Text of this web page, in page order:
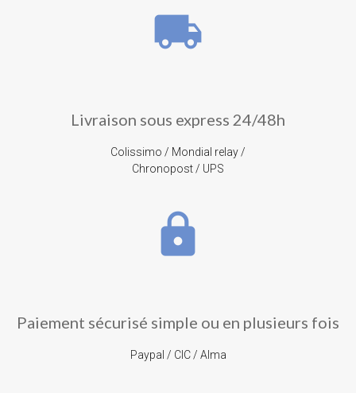
local_shipping
Livraison sous express 24/48h
Colissimo / Mondial relay /
Chronopost / UPS
lock
Paiement sécurisé simple ou en plusieurs fois
Paypal / CIC / Alma